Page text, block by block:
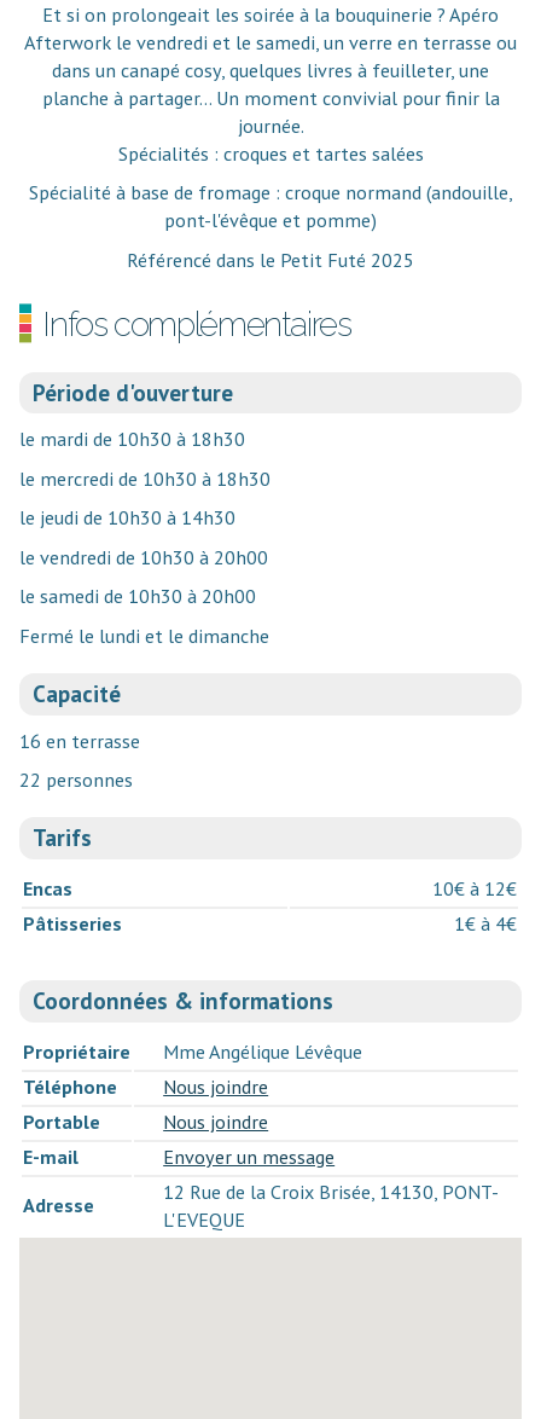
Et si on prolongeait les soirée à la bouquinerie ? Apéro
Afterwork le vendredi et le samedi, un verre en terrasse ou
dans un canapé cosy, quelques livres à feuilleter, une
planche à partager... Un moment convivial pour finir la
journée.
Spécialités : croques et tartes salées
Spécialité à base de fromage : croque normand (andouille,
pont-l'évêque et pomme)
Référencé dans le Petit Futé 2025
Infos complémentaires
Période d'ouverture
le mardi de 10h30 à 18h30
le mercredi de 10h30 à 18h30
le jeudi de 10h30 à 14h30
le vendredi de 10h30 à 20h00
le samedi de 10h30 à 20h00
Fermé le lundi et le dimanche
Capacité
16 en terrasse
22 personnes
Tarifs
Encas
10€ à 12€
Pâtisseries
1€ à 4€
Coordonnées & informations
Propriétaire
Mme Angélique Lévêque
Téléphone
Nous joindre
Portable
Nous joindre
E-mail
Envoyer un message
Adresse
12 Rue de la Croix Brisée, 14130, PONT-
L'EVEQUE